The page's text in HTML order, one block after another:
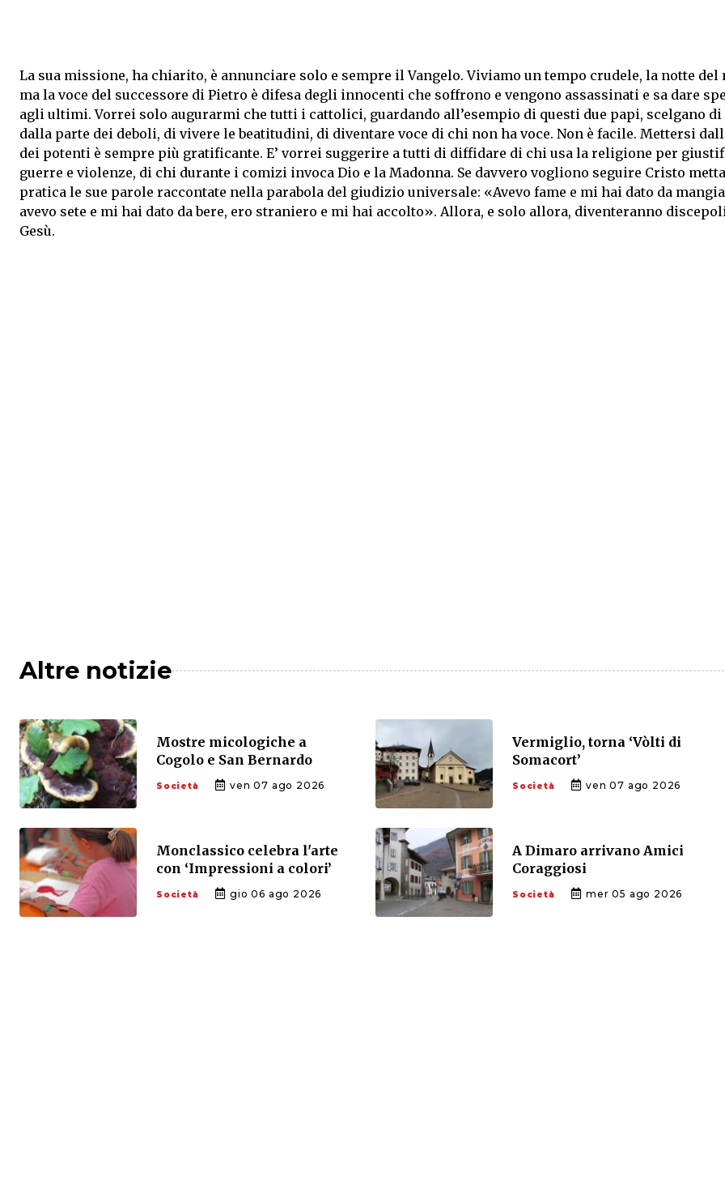
La sua missione, ha chiarito, è annunciare solo e sempre il Vangelo. Viviamo un tempo crudele, la notte del
ma la voce del successore di Pietro è difesa degli innocenti che soffrono e vengono assassinati e sa dare
agli ultimi. Vorrei solo augurarmi che tutti i cattolici, guardando all’esempio di questi due papi, scelgano di
dalla parte dei deboli, di vivere le beatitudini, di diventare voce di chi non ha voce. Non è facile. Mettersi
dei potenti è sempre più gratificante. E’ vorrei suggerire a tutti di diffidare di chi usa la religione per
guerre e violenze, di chi durante i comizi invoca Dio e la Madonna. Se davvero vogliono seguire Cristo
pratica le sue parole raccontate nella parabola del giudizio universale: «Avevo fame e mi hai dato da
avevo sete e mi hai dato da bere, ero straniero e mi hai accolto». Allora, e solo allora, diventeranno
Gesù.
Altre notizie
Mostre micologiche a
Cogolo e San Bernardo
Società ven 07 ago 2026
Vermiglio, torna ‘Vòlti di
Somacort’
Società ven 07 ago 2026
Monclassico celebra l'arte
con ‘Impressioni a colori’
Società gio 06 ago 2026
A Dimaro arrivano Amici
Coraggiosi
Società mer 05 ago 2026